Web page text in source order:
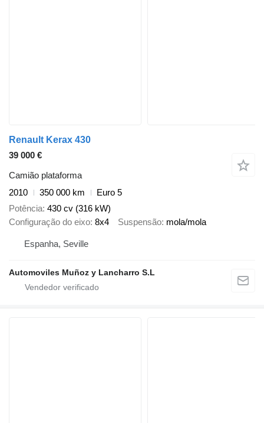
Renault Kerax 430
39 000 €
Camião plataforma
2010
350 000 km
Euro 5
Potência 430 cv (316 kW)
Configuração do eixo 8x4 Suspensão mola/mola
Espanha, Seville
Automoviles Muñoz y Lancharro S.L